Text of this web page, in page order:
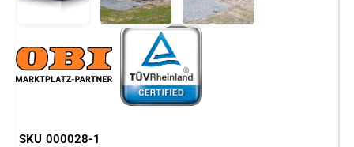
SKU 000028-1